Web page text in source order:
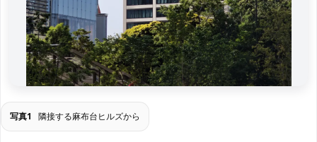
写真1 隣接する麻布台ヒルズから